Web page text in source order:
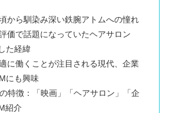
から馴染み深い鉄腕アトムへの憧れ
価で話題になっていたヘアサロン
た経緯
に働くことが注目される現代、企業
にも興味
特徴：「映画」「ヘアサロン」「企
紹介